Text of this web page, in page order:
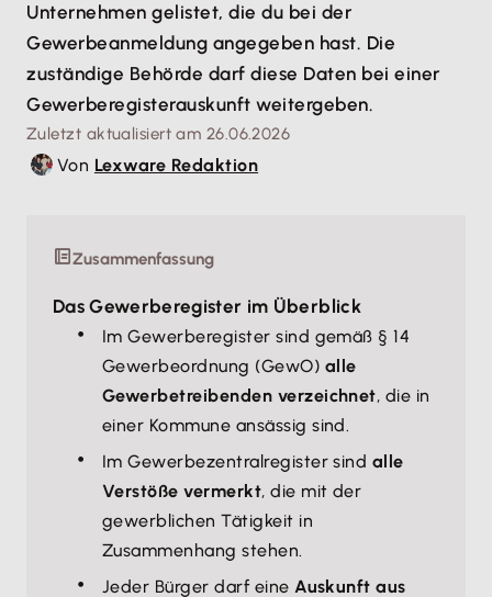
Unternehmen gelistet, die du bei der
Gewerbeanmeldung angegeben hast. Die
zuständige Behörde darf diese Daten bei einer
Gewerberegisterauskunft weitergeben.
Zuletzt aktualisiert am 26.06.2026
Von Lexware Redaktion
Zusammenfassung
Das Gewerberegister im Überblick
Im Gewerberegister sind gemäß § 14
Gewerbeordnung (GewO) alle
Gewerbetreibenden verzeichnet, die in
einer Kommune ansässig sind.
Im Gewerbezentralregister sind alle
Verstöße vermerkt, die mit der
gewerblichen Tätigkeit in
Zusammenhang stehen.
Jeder Bürger darf eineAuskunft aus